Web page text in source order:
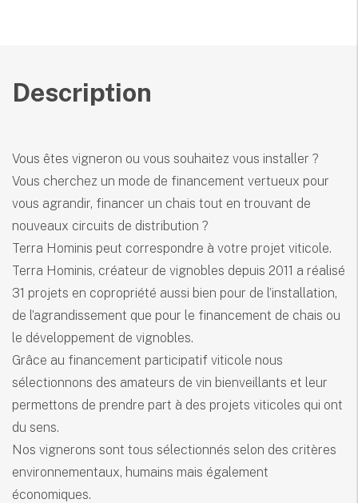
Description
Vous êtes vigneron ou vous souhaitez vous installer ?
Vous cherchez un mode de financement vertueux pour
vous agrandir, financer un chais tout en trouvant de
nouveaux circuits de distribution ?
Terra Hominis peut correspondre à votre projet viticole.
Terra Hominis, créateur de vignobles depuis 2011 a réalisé
31 projets en copropriété aussi bien pour de l’installation,
de l’agrandissement que pour le financement de chais ou
le développement de vignobles.
Grâce au financement participatif viticole nous
sélectionnons des amateurs de vin bienveillants et leur
permettons de prendre part à des projets viticoles qui ont
du sens.
Nos vignerons sont tous sélectionnés selon des critères
environnementaux, humains mais également
économiques.